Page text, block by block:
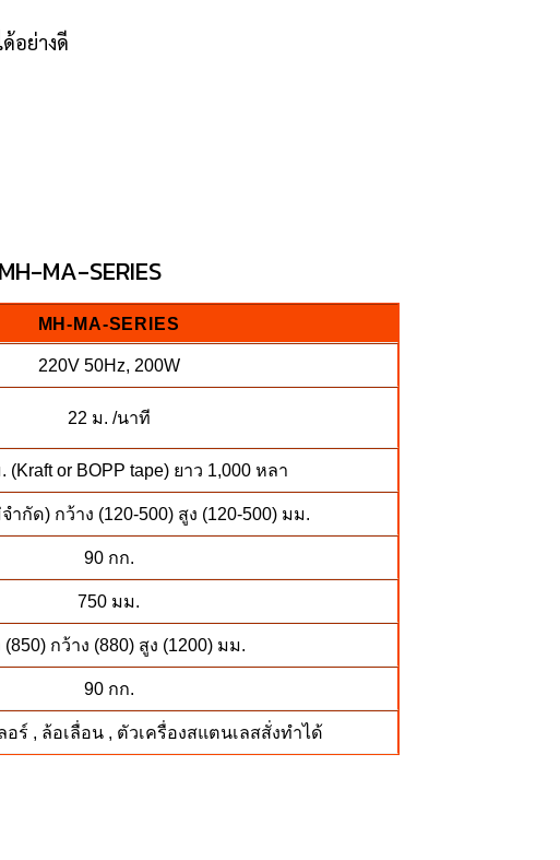
อย่างดี
MA-SERIES
MH-MA-SERIES
220V 50Hz, 200W
22 ม. /นาที
(Kraft or BOPP tape) ยาว 1,000 หลา
ำกัด) กว้าง (120-500) สูง (120-500) มม.
90 กก.
750 มม.
(850) กว้าง (880) สูง (1200) มม.
90 กก.
อร์ , ล้อเลื่อน , ตัวเครื่องสแตนเลสสั่งทำได้